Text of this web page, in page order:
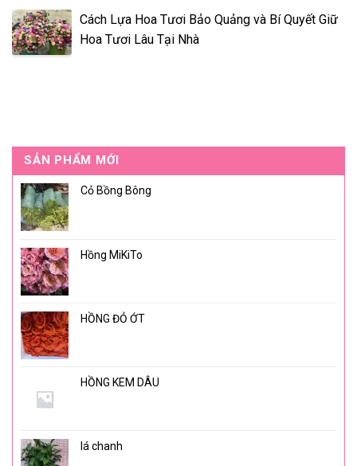
Cách Lựa Hoa Tươi Bảo Quảng và Bí Quyết Giữ
Hoa Tươi Lâu Tại Nhà
SẢN PHẨM MỚI
Cỏ Bồng Bông
Hồng MiKiTo
HỒNG ĐỎ ỚT
HỒNG KEM DÂU
lá chanh